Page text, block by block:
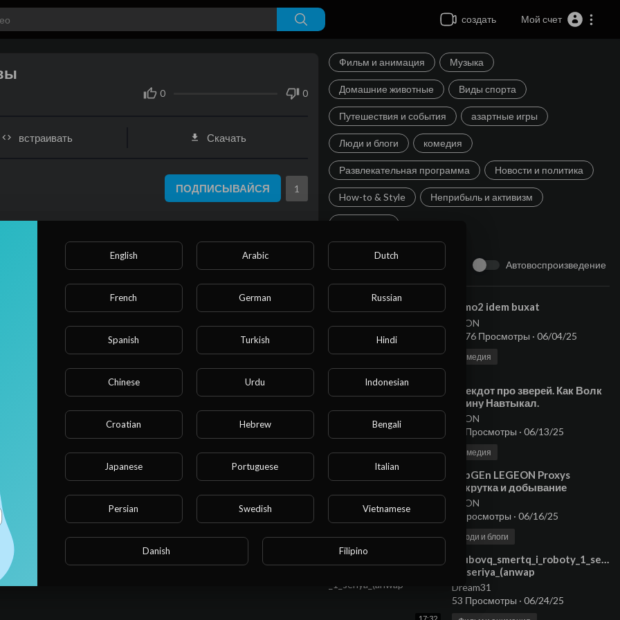
создать Мой счет
Фильм и анимация Музыка
Домашние животные Виды спорта
Путешествия и события азартные игры
Люди и блоги комедия
Развлекательная программа Новости и политика
How-to & Style Неприбыль и активизм
Следующий Автовоспроизведение
⁣kamo2 idem buxat
NEON
7,876 Просмотры · 06/04/25
комедия
⁣Анекдот про зверей. Как Волк
Свину Навтыкал.
Мультанекдот
NEON
19 Просмотры · 06/13/25
комедия
⁣TopGEn LEGEON Proxys
Накрутка и добывание
NEON
0 Просмотры · 06/16/25
Люди и блоги
_1_seriya_(anwap
Dream31
53 Просмотры · 06/24/25
0 0
встраивать Скачать
ПОДПИСЫВАЙСЯ 1
Показать больше
sortСортировать По
English Arabic Dutch
French German Russian
Spanish Turkish Hindi
Chinese Urdu Indonesian
Croatian Hebrew Bengali
Japanese Portuguese Italian
Persian Swedish Vietnamese
Danish Filipino